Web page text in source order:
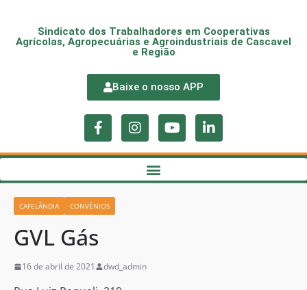
Sindicato dos Trabalhadores em Cooperativas
Agrícolas, Agropecuárias e Agroindustriais de Cascavel
e Região
Baixe o nosso APP
CAFELÂNDIA CONVÊNIOS
GVL Gás
16 de abril de 2021 dwd_admin